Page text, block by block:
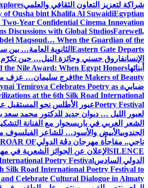
شراكة لتعزيز التعاون الثقافي والعلمي
of Ousha bint Khalifa Al SuwaidiEgyptian
Year Confidential Cinema Innovation
Discussions with Global StudiosFarewell,
Maqsoud… When the Guardian of the
Eastern Gate Departs الثانوية العامة…
الإنسانفاروق حسني وجائزة النيل… حين تكرّم
أبنائهاthe Nile Award: When Egypt Honors
the Makers of Beautyفرج سليمان… عزف
ضبابيTemirova Celebrates Poetry as a
at the 6th Silk Road International
Poetry Festivalعبور الأطلس نحو المستقبل
لعبور الليل … ديوان جديد للدكتور محمد
الشعر العربي في باريسحوار مع الفنانة
الجندوبيالأبيض والأسود… للشاعر الفيلسوف
ناجي.. مفاجأة مهرجان دڨة الدوليOF
SILENCE الإعلان عن الجوائز الشعرية في
الدولي السادسPoetry Festival
Silk Road International Poetry Festival to
and Celebrate Cultural Dialogue in Almaty